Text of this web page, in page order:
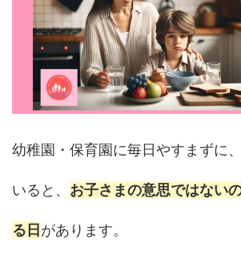
幼稚園・保育園に毎日やすまずに
いると、 お子さまの意思ではない
る日があります。